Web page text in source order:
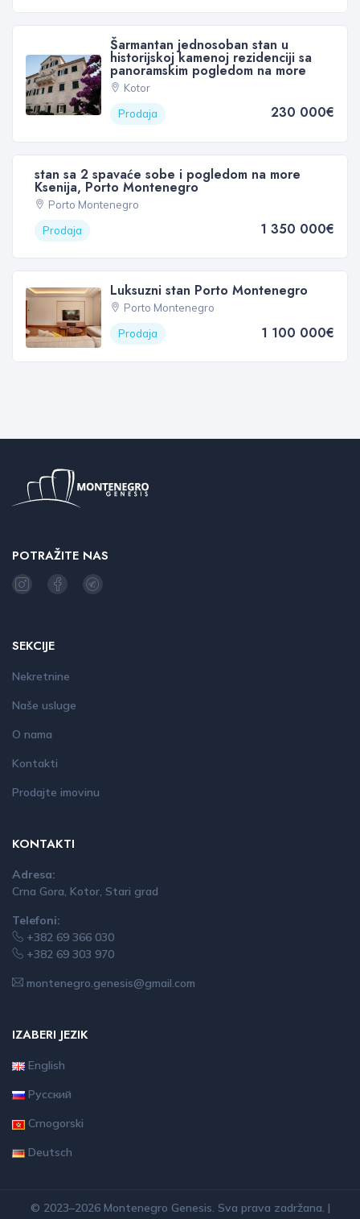
Šarmantan jednosoban stan u
historijskoj kamenoj rezidenciji sa
panoramskim pogledom na more
Kotor
Prodaja
230 000€
stan sa 2 spavaće sobe i pogledom na more
Ksenija, Porto Montenegro
Porto Montenegro
Prodaja
1 350 000€
Luksuzni stan Porto Montenegro
Porto Montenegro
Prodaja
1 100 000€
POTRAŽITE NAS
SEKCIJE
Nekretnine
Naše usluge
O nama
Kontakti
Prodajte imovinu
KONTAKTI
Adresa:
Crna Gora, Kotor, Stari grad
Telefoni:
+382 69 366 030
+382 69 303 970
montenegro.genesis@gmail.com
IZABERI JEZIK
English
Русский
Crnogorski
Deutsch
© 2023–2026 Montenegro Genesis. Sva prava zadržana. |